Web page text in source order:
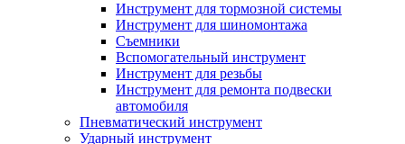
Инструмент для тормозной системы
Инструмент для шиномонтажа
Съемники
Вспомогательный инструмент
Инструмент для резьбы
Инструмент для ремонта подвески
автомобиля
Пневматический инструмент
Ударный инструмент